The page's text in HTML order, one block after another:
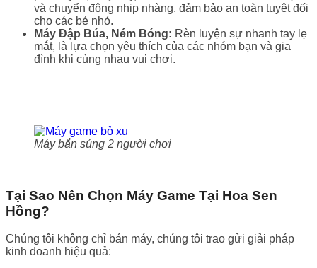
và chuyển động nhịp nhàng, đảm bảo an toàn tuyệt đối
cho các bé nhỏ.
Máy Đập Búa, Ném Bóng: Rèn luyện sự nhanh tay lẹ
mắt, là lựa chọn yêu thích của các nhóm bạn và gia
đình khi cùng nhau vui chơi.
Máy bắn súng 2 người chơi
Tại Sao Nên Chọn Máy Game Tại Hoa Sen
Hồng?
Chúng tôi không chỉ bán máy, chúng tôi trao gửi giải pháp
kinh doanh hiệu quả: